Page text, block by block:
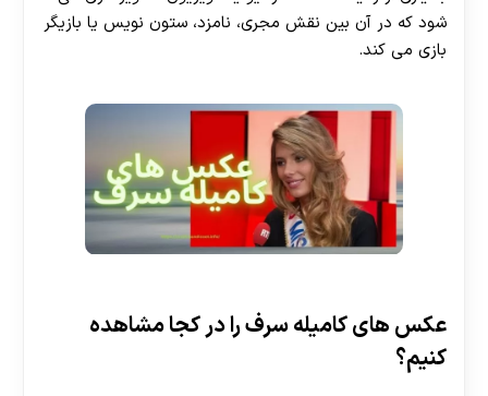
شود که در آن بین نقش مجری، نامزد، ستون نویس یا بازیگر
بازی می کند.
عکس های کامیله سرف را در کجا مشاهده
کنیم؟